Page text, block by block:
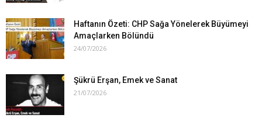
Haftanın Özeti: CHP Sağa Yönelerek Büyümeyi
Amaçlarken Bölündü
24/07/2026
Şükrü Erşan, Emek ve Sanat
21/07/2026